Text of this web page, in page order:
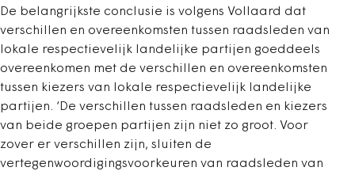
De belangrijkste conclusie is volgens Vollaard dat
verschillen en overeenkomsten tussen raadsleden van
lokale respectievelijk landelijke partijen goeddeels
overeenkomen met de verschillen en overeenkomsten
tussen kiezers van lokale respectievelijk landelijke
partijen. ‘De verschillen tussen raadsleden en kiezers
van beide groepen partijen zijn niet zo groot. Voor
zover er verschillen zijn, sluiten de
vertegenwoordigingsvoorkeuren van raadsleden van